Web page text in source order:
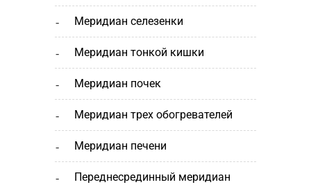
меридиан селезенки
меридиан тонкой кишки
меридиан почек
меридиан трех обогревателей
меридиан печени
переднесрединный меридиан